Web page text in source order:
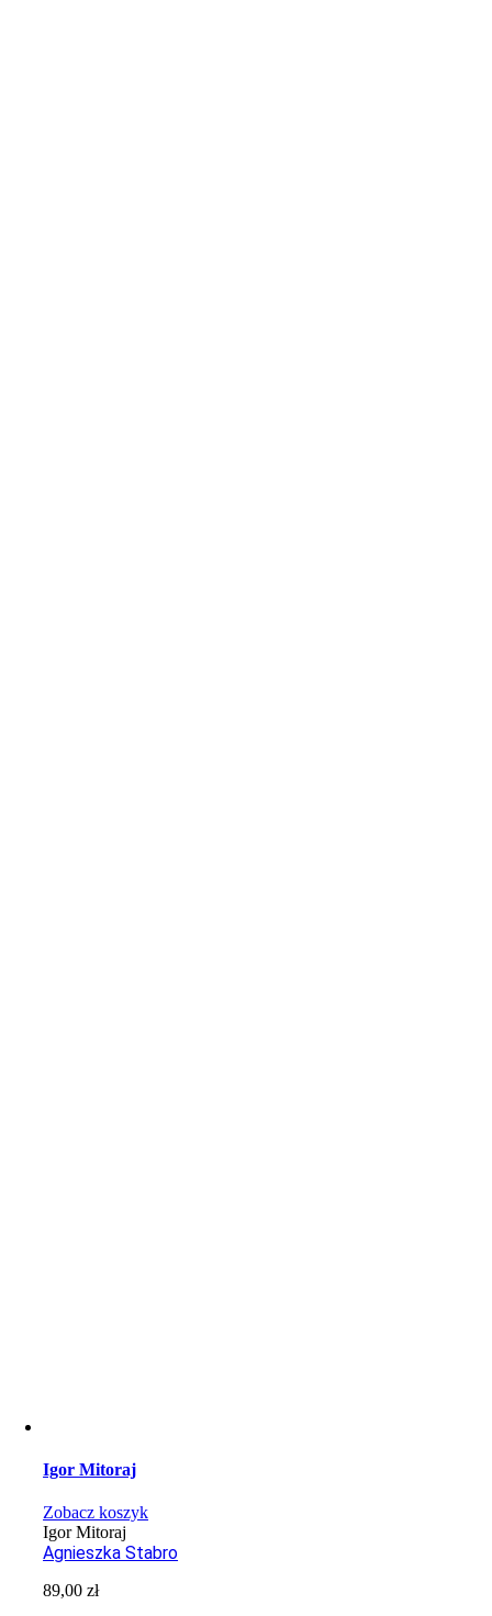
Igor Mitoraj
Zobacz koszyk
Igor Mitoraj
Agnieszka Stabro
89,00zł